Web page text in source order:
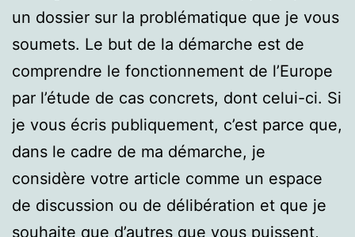
un dossier sur la problématique que je vous
soumets. Le but de la démarche est de
comprendre le fonctionnement de l’Europe
par l’étude de cas concrets, dont celui-ci. Si
je vous écris publiquement, c’est parce que,
dans le cadre de ma démarche, je
considère votre article comme un espace
de discussion ou de délibération et que je
souhaite que d’autres que vous puissent,